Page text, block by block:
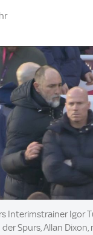
Interimstrainer Igor
Spurs, Allan Dixon,